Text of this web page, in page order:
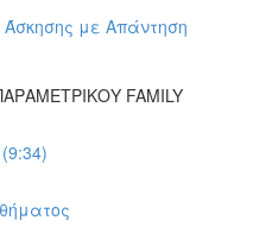
με Απάντηση
FAMILY